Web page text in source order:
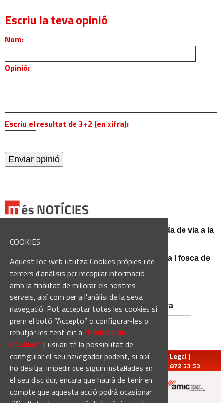
COOKIES
Aquest lloc web utilitza Cookies pròpies i de
tercers d'anàlisis per recopilar informació
amb la finalitat de millorar els nostres
serveis, així com per a l'anàlisi de la seva
navegació. Pot acceptar totes les cookies si
prem el botó “Accepto” o configurar-les o
rebutjar-les fent clic a“Política de
Cookies“ L'usuari té la possibilitat de
configurar el seu navegador podent, si així
ho desitja, impedir que siguin instal·lades en
el seu disc dur, encara que haurà de tenir en
compte que aquesta acció podrà ocasionar
Escriu la teva opinió
Nom:
Opinió:
Escriu el resultat de 3+2 (en xifra):
El conductor d'un turisme mor en una sortida de via a la
BV-3008 a Fonollosa
Catalunya es prepara per a la nit més màgica i fosca de
l'estiu, més enllà de l'eclipsi
Empats sense gols a Santa Coloma
Nou Atles de Varietats de Vinya de Catalunya
redaccio@manresadiari.cat|Qui som Avís Legal |
Pompeu Fabra, 7-13, 08240-Manresa | Tel.: 93 872 53 53